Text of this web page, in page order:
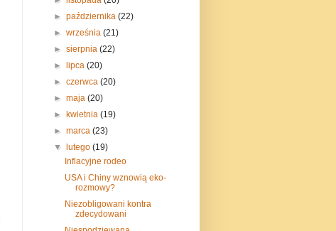
►października(22)
►września(21)
►sierpnia(22)
►lipca(20)
►czerwca(20)
►maja(20)
►kwietnia(19)
►marca(23)
▼lutego(19)
Inflacyjne rodeo
USA i Chiny wznowią eko-
rozmowy?
Niezobligowani kontra
zdecydowani